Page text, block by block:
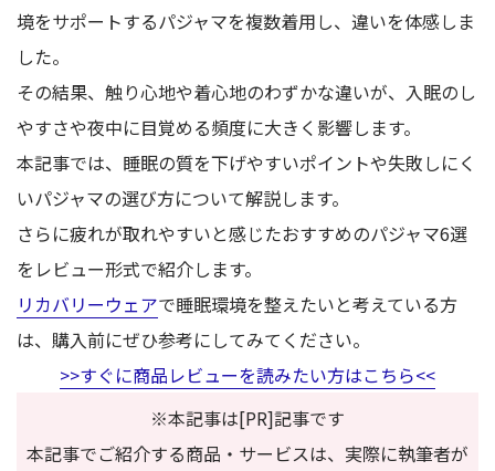
境をサポートするパジャマを複数着用し、 違いを体感しま
した。
その結果、触り心地や着心地のわずかな違いが、入眠のし
やすさや夜中に目覚める頻度に大きく影響します。
本記事では、睡眠の質を下げやすいポイントや失敗しにく
いパジャマの選び方について解説します。
さらに疲れが取れやすいと感じたおすすめのパジャマ6選
をレビュー形式で紹介します。
リカバリーウェアで睡眠環境を整えたいと考えている方
は、購入前にぜひ参考にしてみてください。
>>すぐに商品レビューを読みたい方はこちら<<
※本記事は[PR]記事です
本記事でご紹介する商品・サービスは、実際に執筆者が